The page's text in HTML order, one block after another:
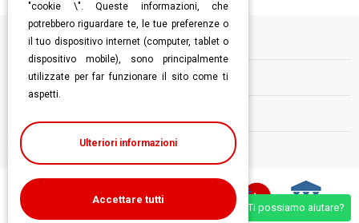
Informazioni
Follow us
Ti possiamo aiutare?
"cookie \". Queste informazioni, che
potrebbero riguardare te, le tue preferenze o
il tuo dispositivo internet (computer, tablet o
dispositivo mobile), sono principalmente
utilizzate per far funzionare il sito come ti
aspetti.
Ulteriori informazioni
Accettare tutti